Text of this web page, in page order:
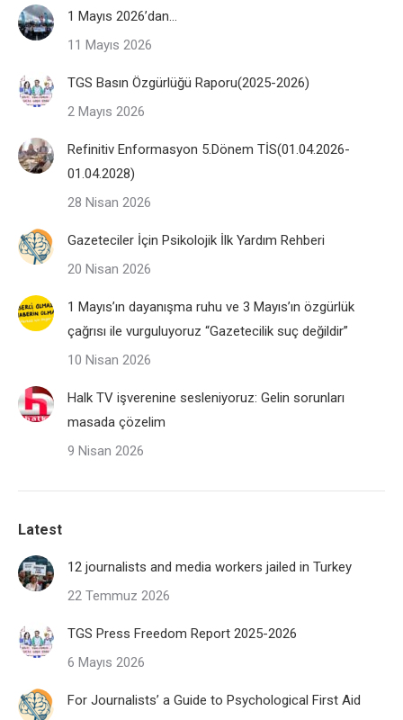
1 Mayıs 2026’dan…
11 Mayıs 2026
TGS Basın Özgürlüğü Raporu(2025-2026)
2 Mayıs 2026
Refinitiv Enformasyon 5.Dönem TİS(01.04.2026-
01.04.2028)
28 Nisan 2026
Gazeteciler İçin Psikolojik İlk Yardım Rehberi
20 Nisan 2026
1 Mayıs’ın dayanışma ruhu ve 3 Mayıs’ın özgürlük
çağrısı ile vurguluyoruz “Gazetecilik suç değildir”
10 Nisan 2026
Halk TV işverenine sesleniyoruz: Gelin sorunları
masada çözelim
9 Nisan 2026
Latest
12 journalists and media workers jailed in Turkey
22 Temmuz 2026
TGS Press Freedom Report 2025-2026
6 Mayıs 2026
For Journalists’ a Guide to Psychological First Aid